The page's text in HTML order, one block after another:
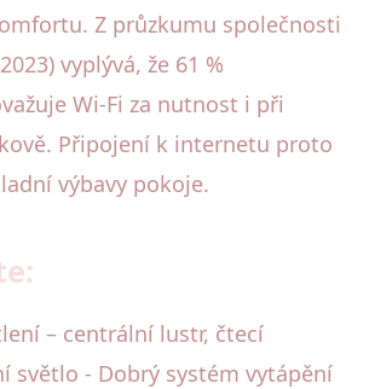
Z průzkumu společnosti
vyplývá, že 61 %
Wi-Fi za nutnost i při
Připojení k internetu proto
výbavy pokoje.
– centrální lustr, čtecí
světlo - Dobrý systém vytápění